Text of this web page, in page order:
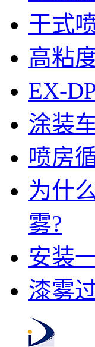
干式
高粘
EX-
涂装
喷房
为什
雾?
安装
漆雾